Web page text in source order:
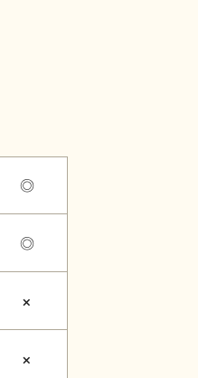
新商品・おすすめ商品
◎
◎
×
×